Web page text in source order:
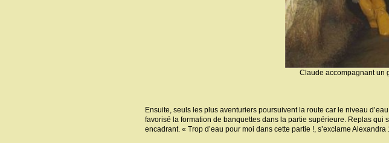
Claude accompagnant un
Ensuite, seuls les plus aventuriers poursuivent la route car le niveau
favorisé la formation de banquettes dans la partie supérieure. Replas
encadrant. « Trop d’eau pour moi dans cette partie !, s’exclame